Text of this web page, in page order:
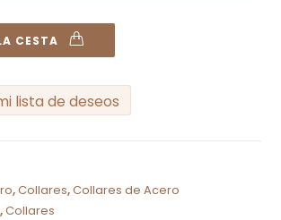
CESTA
lista de deseos
,Collares,Collares de Acero
,Collares